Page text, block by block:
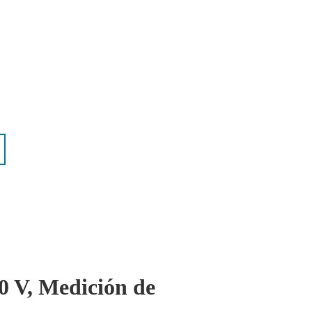
V, Medición de